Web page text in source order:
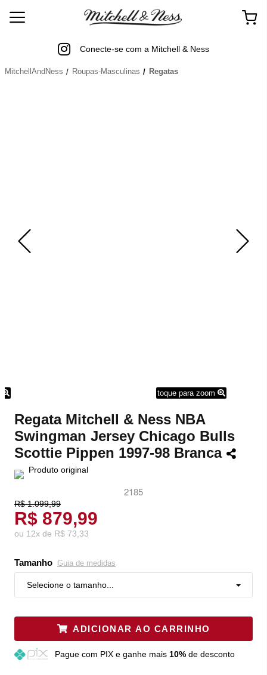
Conecte-se com a Mitchell & Ness
MitchellAndNess Roupas-Masculinas Regatas
toque para zoom
Regata Mitchell & Ness NBA
Swingman Jersey Chicago Bulls
Scottie Pippen 1997-98 Branca
Produto original
2185
R$ 1.099,99
R$ 879,99
ou 12x de R$ 73,33
Tamanho Guia de medidas
Selecione o tamanho...
ADICIONAR AO CARRINHO
Pague com PIX e ganhe mais 10%de desconto